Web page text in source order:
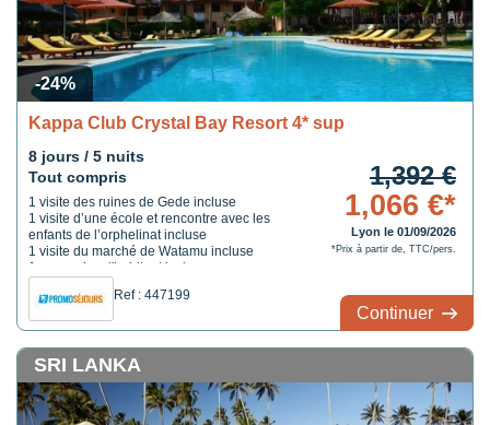
-24%
Kappa Club Crystal Bay Resort 4* sup
8 jours / 5 nuits
Tout compris
1 visite des ruines de Gede incluse
1 visite d’une école et rencontre avec les
enfants de l’orphelinat incluse
1 visite du marché de Watamu incluse
1 repas chez l'habitant inclus
Ref : 447199
1,392 €
1,066 €*
Lyon le 01/09/2026
*Prix à partir de, TTC/pers.
Continuer
SRI LANKA